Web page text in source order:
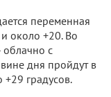
переменная
около +20. Во
облачно с
дня пройдут в
+29 градусов.